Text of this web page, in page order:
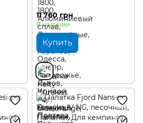
11 760 грн
В наличии
Купить